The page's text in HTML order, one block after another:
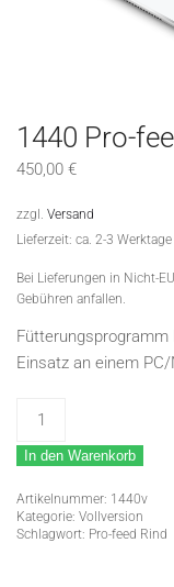
1440 Pro-
450,00 €
zzgl. Versand
Lieferzeit: ca. 2-3 Werktage
Bei Lieferungen in Nicht-
Gebühren anfallen.
Fütterungsprogramm
Einsatz an einem
1440
feed
Rind
5.1
Menge
In den Warenkorb
Artikelnummer: 1440v
Kategorie: Vollversion
Schlagwort: Pro-feed Rind